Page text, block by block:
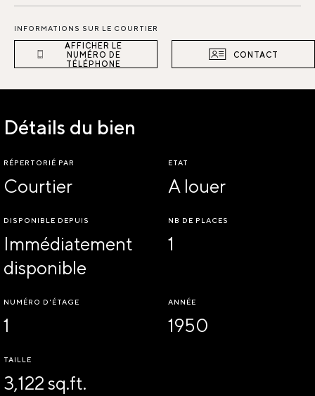
INFORMATIONS SUR LE COURTIER
AFFICHER LE
NUMÉRO DE
TÉLÉPHONE
CONTACT
Détails du bien
RÉPERTORIÉ PAR
Courtier
ETAT
A louer
DISPONIBLE DEPUIS
Immédiatement
disponible
NB DE PLACES
1
NUMÉRO D'ÉTAGE
1
ANNÉE
1950
TAILLE
3,122 sq.ft.